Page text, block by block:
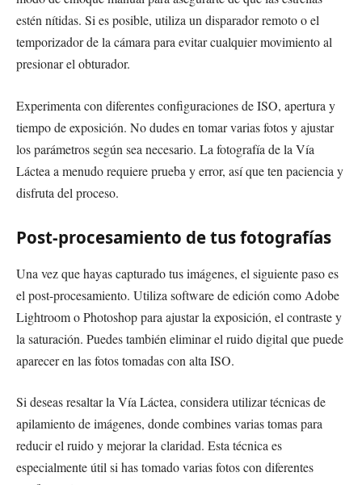
estén nítidas. Si es posible, utiliza un disparador remoto o el
temporizador de la cámara para evitar cualquier movimiento al
presionar el obturador.
Experimenta con diferentes configuraciones de ISO, apertura y
tiempo de exposición. No dudes en tomar varias fotos y ajustar
los parámetros según sea necesario. La fotografía de la Vía
Láctea a menudo requiere prueba y error, así que ten paciencia y
disfruta del proceso.
Post-procesamiento de tus fotografías
Una vez que hayas capturado tus imágenes, el siguiente paso es
el post-procesamiento. Utiliza software de edición como Adobe
Lightroom o Photoshop para ajustar la exposición, el contraste y
la saturación. Puedes también eliminar el ruido digital que puede
aparecer en las fotos tomadas con alta ISO.
Si deseas resaltar la Vía Láctea, considera utilizar técnicas de
apilamiento de imágenes, donde combines varias tomas para
reducir el ruido y mejorar la claridad. Esta técnica es
especialmente útil si has tomado varias fotos con diferentes